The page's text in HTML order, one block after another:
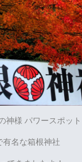
神様 パワースポット
有名な箱根神社